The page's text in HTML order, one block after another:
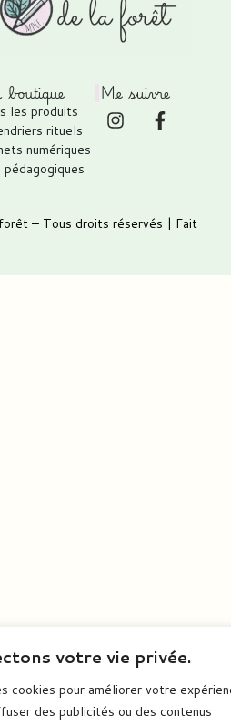
votre vie privée.
cookies pour améliorer votre
des publicités ou des contenus
boutique
les produits
rituels
numériques
Me suivre
– Tous droits réservés | Fait